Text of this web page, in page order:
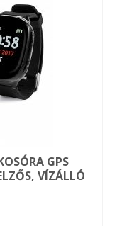
GPS
VÍZÁLLÓ